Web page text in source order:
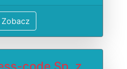
Zobacz